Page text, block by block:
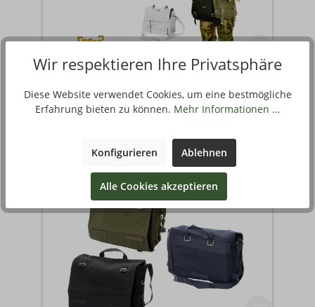
BW KAMPFTASCHE KLEIN,
COTTON A
3 Varianten verfügbar
Wir respektieren Ihre Privatsphäre
Diese Website verwendet Cookies, um eine bestmögliche
Erfahrung bieten zu können. Mehr Informationen ...
Konfigurieren Ablehnen
Alle Cookies akzeptieren